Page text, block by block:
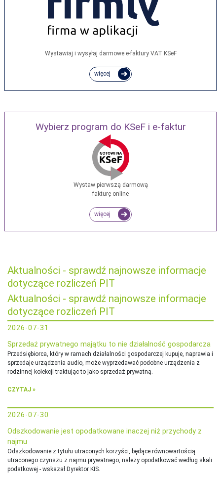
Wystawiaj i wysyłaj darmowe e‑faktury VAT KSeF
więcej
Wybierz program do KSeF i e-faktur
Wystaw pierwszą darmową
fakturę online
więcej
Aktualności - sprawdź najnowsze informacje
dotyczące rozliczeń PIT
Aktualności - sprawdź najnowsze informacje
dotyczące rozliczeń PIT
2026-07-31
Sprzedaż prywatnego majątku to nie działalność gospodarcza
Przedsiębiorca, który w ramach działalności gospodarczej kupuje, naprawia i
sprzedaje urządzenia audio, może wyprzedawać podobne urządzenia z
rodzinnej kolekcji traktując to jako sprzedaż prywatną.
CZYTAJ »
2026-07-30
Odszkodowanie jest opodatkowane inaczej niż przychody z
najmu
Odszkodowanie z tytułu utraconych korzyści, będące równowartością
utraconego czynszu z najmu prywatnego, należy opodatkować według skali
podatkowej - wskazał Dyrektor KIS.